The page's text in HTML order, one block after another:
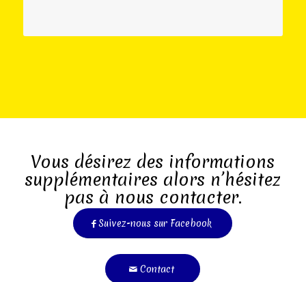
Vous désirez des informations
supplémentaires alors n’hésitez
pas à nous contacter.
Suivez-nous sur Facebook
Contact